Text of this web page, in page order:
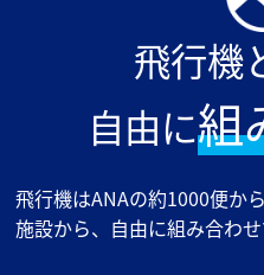
飛行機
自由に組
飛行機はANAの約1000便か
施設から、自由に組み合わせ